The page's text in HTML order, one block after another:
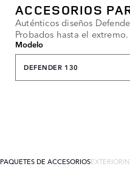
ACCESORIOS
Auténticos diseños
Probados hasta el extremo.
Modelo
DEFENDER 130
PAQUETES DE ACCESORIOSEXTERIOR